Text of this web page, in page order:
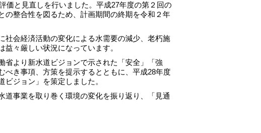
価と見直しを行いました。平成27年度の第２回の
の整合性を図るため、計画期間の終期を令和２年
会経済活動の変化による水需要の減少、老朽施
々厳しい状況になっています。
より新水道ビジョンで示された「安全」「強
べき事項、方策を提示するとともに、平成28年度
ジョン」を策定しました。
事業を取り巻く環境の変化を振り返り、「見通